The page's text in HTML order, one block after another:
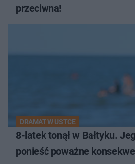
przeciwna!
DRAMAT W USTCE
8-latek tonął w Bałtyku.
ponieść poważne